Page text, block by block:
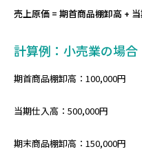
売上原価 = 期首商品棚卸高 +
計算例：小売業の場合
期首商品棚卸高：100,000円
当期仕入高：500,000円
期末商品棚卸高：150,000円